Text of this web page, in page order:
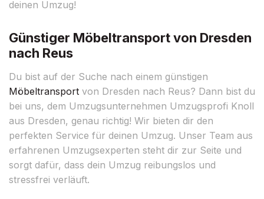
deinen Umzug!
Günstiger Möbeltransport von Dresden
nach Reus
Du bist auf der Suche nach einem günstigen
Möbeltransport von Dresden nach Reus? Dann bist du
bei uns, dem Umzugsunternehmen Umzugsprofi Knoll
aus Dresden, genau richtig! Wir bieten dir den
perfekten Service für deinen Umzug. Unser Team aus
erfahrenen Umzugsexperten steht dir zur Seite und
sorgt dafür, dass dein Umzug reibungslos und
stressfrei verläuft.